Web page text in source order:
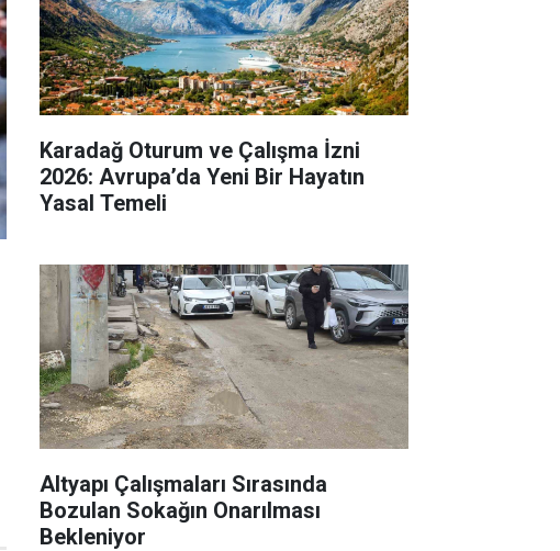
Karadağ Oturum ve Çalışma İzni
2026: Avrupa’da Yeni Bir Hayatın
Yasal Temeli
Altyapı Çalışmaları Sırasında
Bozulan Sokağın Onarılması
Bekleniyor